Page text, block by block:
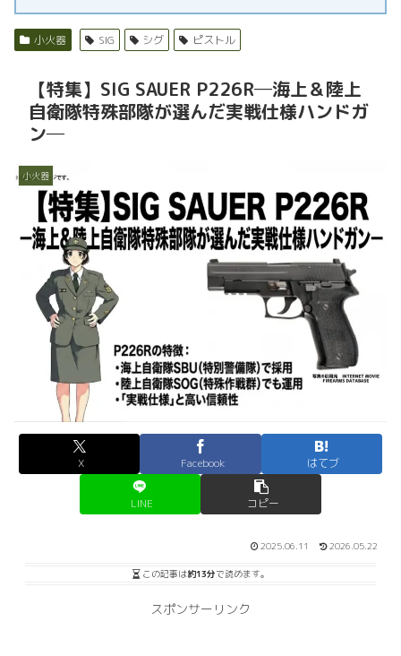
小火器 SIG シグ ピストル
【特集】SIG SAUER P226R─海上＆陸上
自衛隊特殊部隊が選んだ実戦仕様ハンドガ
ン─
小火器
X Facebook はてブ
LINE コピー
2025.06.11 2026.05.22
この記事は約13分で読めます。
スポンサーリンク